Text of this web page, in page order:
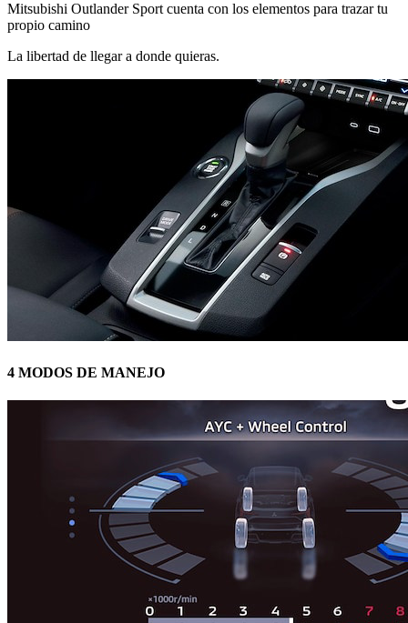
Mitsubishi Outlander Sport cuenta con los elementos para trazar tu
propio camino
La libertad de llegar a donde quieras.
4 MODOS DE MANEJO